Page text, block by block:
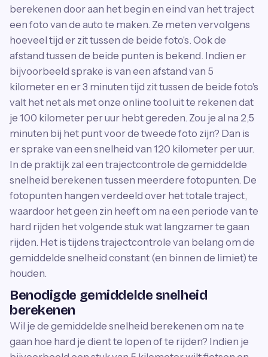
berekenen door aan het begin en eind van het traject
een foto van de auto te maken. Ze meten vervolgens
hoeveel tijd er zit tussen de beide foto's. Ook de
afstand tussen de beide punten is bekend. Indien er
bijvoorbeeld sprake is van een afstand van 5
kilometer en er 3 minuten tijd zit tussen de beide foto's
valt het net als met onze online tool uit te rekenen dat
je 100 kilometer per uur hebt gereden. Zou je al na 2,5
minuten bij het punt voor de tweede foto zijn? Dan is
er sprake van een snelheid van 120 kilometer per uur.
In de praktijk zal een trajectcontrole de gemiddelde
snelheid berekenen tussen meerdere fotopunten. De
fotopunten hangen verdeeld over het totale traject,
waardoor het geen zin heeft om na een periode van te
hard rijden het volgende stuk wat langzamer te gaan
rijden. Het is tijdens trajectcontrole van belang om de
gemiddelde snelheid constant (en binnen de limiet) te
houden.
Benodigde gemiddelde snelheid
berekenen
Wil je de gemiddelde snelheid berekenen om na te
gaan hoe hard je dient te lopen of te rijden? Indien je